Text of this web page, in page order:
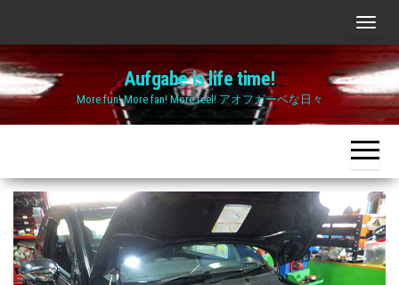
the
content
ナ
ビ
ゲ
ー
シ
ョ
ン
切
り
替
え
Aufgabe is life time!
More fun! More fan! More feel! アオフガーベな日々